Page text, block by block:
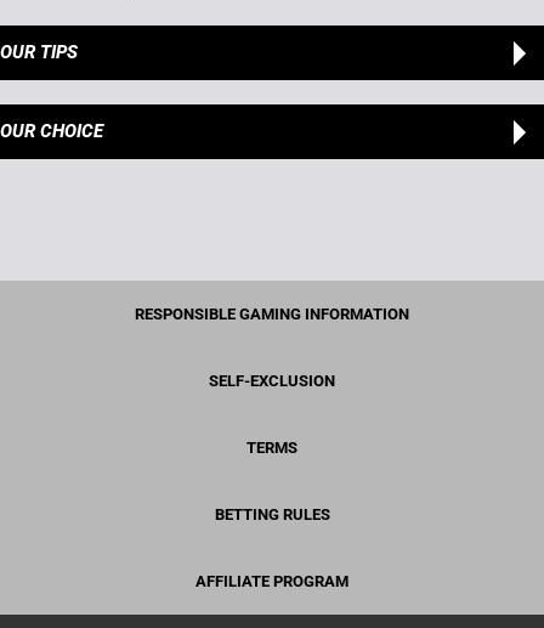
OUR TIPS
OUR CHOICE
RESPONSIBLE GAMING INFORMATION
SELF-EXCLUSION
TERMS
BETTING RULES
AFFILIATE PROGRAM